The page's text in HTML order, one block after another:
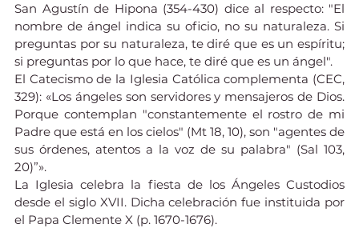
San Agustín de Hipona (354-430) dice al respecto: "El
nombre de ángel indica su oficio, no su naturaleza. Si
preguntas por su naturaleza, te diré que es un espíritu;
si preguntas por lo que hace, te diré que es un ángel".
El Catecismo de la Iglesia Católica complementa (CEC,
329): «Los ángeles son servidores y mensajeros de Dios.
Porque contemplan "constantemente el rostro de mi
Padre que está en los cielos" (Mt 18, 10), son "agentes de
sus órdenes, atentos a la voz de su palabra" (Sal 103,
20)”».
La Iglesia celebra la fiesta de los Ángeles Custodios
desde el siglo XVII. Dicha celebración fue instituida por
el Papa Clemente X (p. 1670-1676).